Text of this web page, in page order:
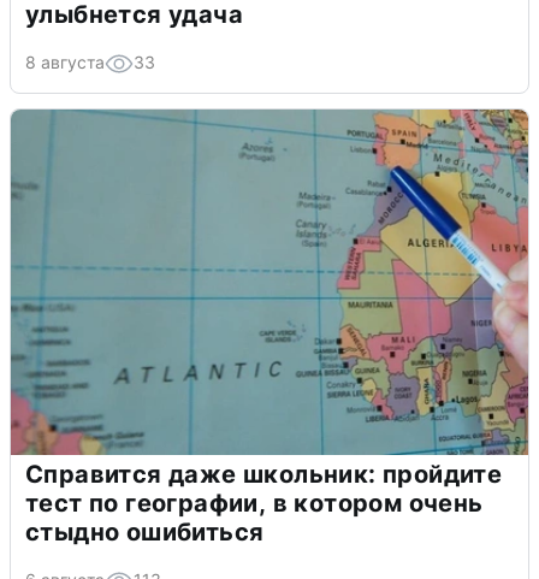
улыбнется удача
8 августа 33
Справится даже школьник: пройдите
тест по географии, в котором очень
стыдно ошибиться